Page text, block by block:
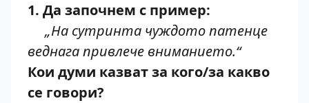
1. Да започнем с пример:
„На сутринта чуждото патенце
веднага привлече вниманието.“
Кои думи казват за кого/за какво
се говори?